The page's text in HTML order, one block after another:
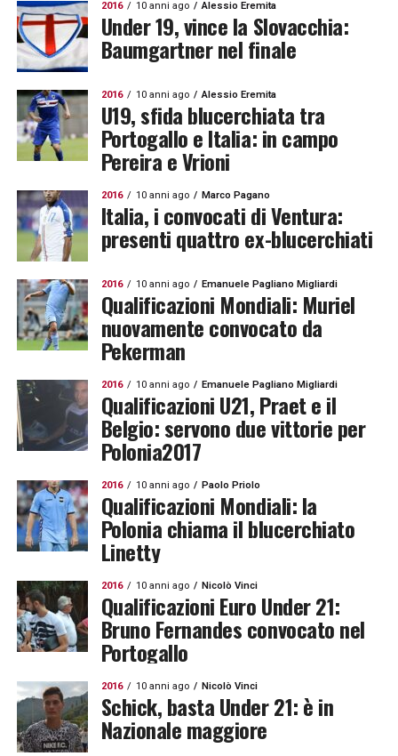
2016 10 anni ago Alessio Eremita
Under 19, vince la Slovacchia:
Baumgartner nel finale
2016 10 anni ago Alessio Eremita
U19, sfida blucerchiata tra
Portogallo e Italia: in campo
Pereira e Vrioni
2016 10 anni ago Marco Pagano
Italia, i convocati di Ventura:
presenti quattro ex-blucerchiati
2016 10 anni ago Emanuele Pagliano Migliardi
Qualificazioni Mondiali: Muriel
nuovamente convocato da
Pekerman
2016 10 anni ago Emanuele Pagliano Migliardi
Qualificazioni U21, Praet e il
Belgio: servono due vittorie per
Polonia2017
2016 10 anni ago Paolo Priolo
Qualificazioni Mondiali: la
Polonia chiama il blucerchiato
Linetty
2016 10 anni ago Nicolò Vinci
Qualificazioni Euro Under 21:
Bruno Fernandes convocato nel
Portogallo
2016 10 anni ago Nicolò Vinci
Schick, basta Under 21: è in
Nazionale maggiore